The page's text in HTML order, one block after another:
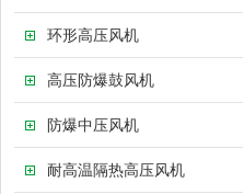
环形高压风机
高压防爆鼓风机
防爆中压风机
耐高温隔热高压风机